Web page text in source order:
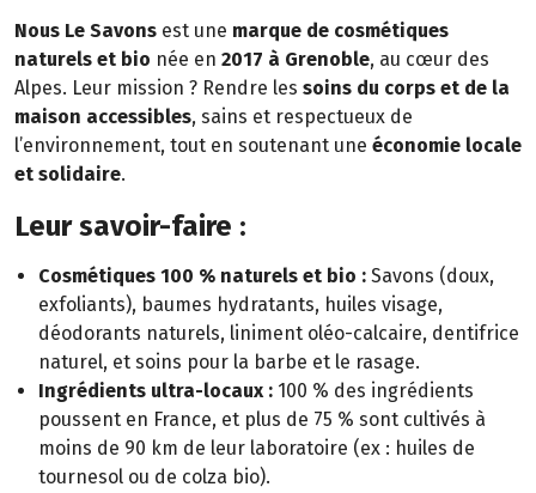
Nous Le Savons est une marque de cosmétiques
naturels et bio née en 2017 à Grenoble, au cœur des
Alpes. Leur mission ? Rendre les soins du corps et de la
maison accessibles, sains et respectueux de
l’environnement, tout en soutenant une économie locale
et solidaire.
Leur savoir-faire :
Cosmétiques 100 % naturels et bio : Savons (doux,
exfoliants), baumes hydratants, huiles visage,
déodorants naturels, liniment oléo-calcaire, dentifrice
naturel, et soins pour la barbe et le rasage.
Ingrédients ultra-locaux : 100 % des ingrédients
poussent en France, et plus de 75 % sont cultivés à
moins de 90 km de leur laboratoire (ex : huiles de
tournesol ou de colza bio).